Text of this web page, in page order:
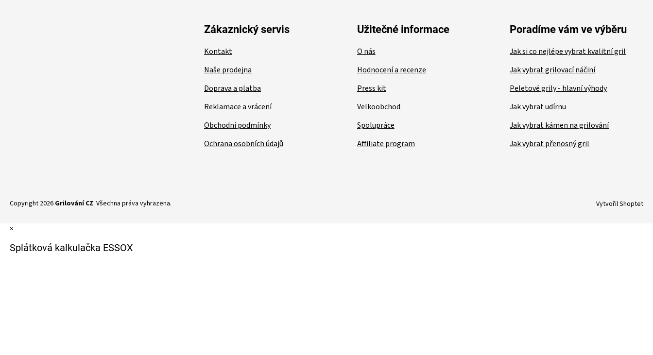
Zákaznický servis
Kontakt
Naše prodejna
Doprava a platba
Reklamace a vrácení
Obchodní podmínky
Ochrana osobních údajů
Užitečné informace
O nás
Hodnocení a recenze
Press kit
Velkoobchod
Spolupráce
Affiliate program
Poradíme vám ve výběru
Jak si co nejlépe vybrat kvalitní gril
Jak vybrat grilovací náčiní
Peletové grily - hlavní výhody
Jak vybrat udírnu
Jak vybrat kámen na grilování
Jak vybrat přenosný gril
Vytvořil Shoptet
Copyright 2026 Grilování CZ. Všechna práva vyhrazena.
×
Splátková kalkulačka ESSOX